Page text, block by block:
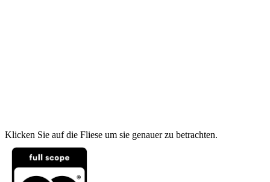
Klicken Sie auf die Fliese um sie genauer zu betrachten.